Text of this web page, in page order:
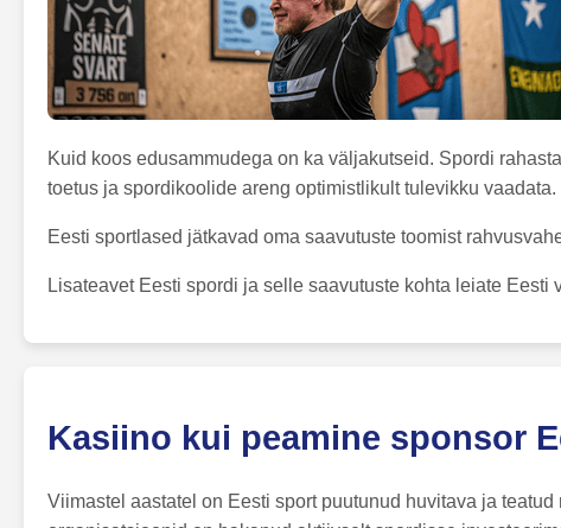
Kuid koos edusammudega on ka väljakutseid. Spordi
toetus ja spordikoolide areng optimistlikult tulevikku vaadata.
Eesti sportlased jätkavad oma saavutuste toomist
Lisateavet Eesti spordi ja selle saavutuste kohta leiate Eesti
Kasiino kui peamine sponsor
Viimastel aastatel on Eesti sport puutunud huvitava ja